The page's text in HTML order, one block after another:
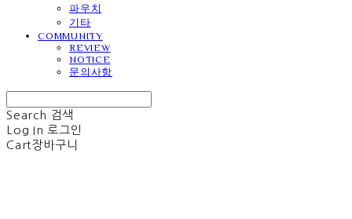
파우치
기타
COMMUNITY
REVIEW
NOTICE
문의사항
Search 검색
Log In 로그인
Cart장바구니